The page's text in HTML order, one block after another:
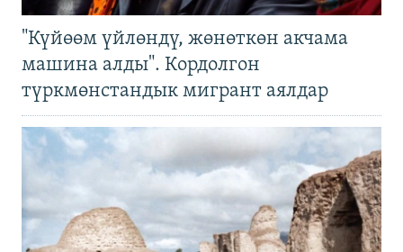
"Күйөөм үйлөндү, жөнөткөн акчама
машина алды". Кордолгон
түркмөнстандык мигрант аялдар